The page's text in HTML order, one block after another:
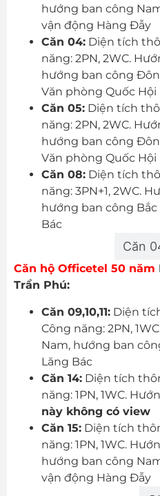
hướng ban công
vận động Hàng Đẫy
Căn 04: Diện tích
năng: 2PN, 2WC.
hướng ban công
Văn phòng Quốc Hội
Căn 05: Diện tích
năng: 2PN, 2WC.
hướng ban công
Văn phòng Quốc Hội
Căn 08: Diện tích
năng: 3PN+1, 2WC.
hướng ban công
Bác
Căn
Căn hộ Officetel 50 năm
Trần Phú:
Căn 09,10,11: Diện
Công năng: 2PN,
Nam, hướng ban
Lăng Bác
Căn 14: Diện tích
năng: 1PN, 1WC.
này không có view
Căn 15: Diện tích
năng: 1PN, 1WC.
hướng ban công
vận động Hàng Đẫy